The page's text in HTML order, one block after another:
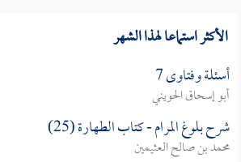
الأكثر استماعا لهذا الشهر
أسئلة وفتاوى 7
أبو إسحاق الحويني
شرح بلوغ المرام - كتاب الطهارة (25)
محمد بن صالح العثيمين